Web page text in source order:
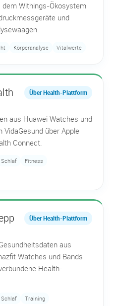
Withings-Ökosystem
und
Körperanalyse Vitalwerte
Über Health-Plattform
aus Huawei Watches und
VidaGesund über Apple
Connect.
Schlaf Fitness
Über Health-Plattform
aus
Watches und Bands
Health-
Schlaf Training